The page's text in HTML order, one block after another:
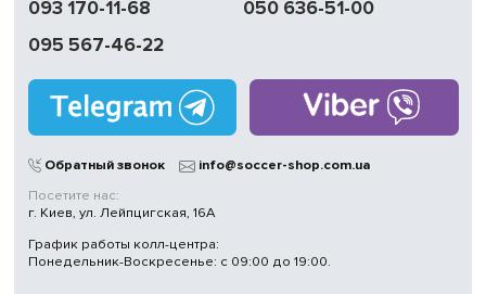
093 170-11-68
050 636-51-00
095 567-46-22
Обратный звонок
info@soccer-shop.com.ua
Посетите нас:
г. Киев, ул. Лейпцигская, 16А
График работы колл-центра:
Понедельник-Воскресенье: с 09:00 до 19:00.